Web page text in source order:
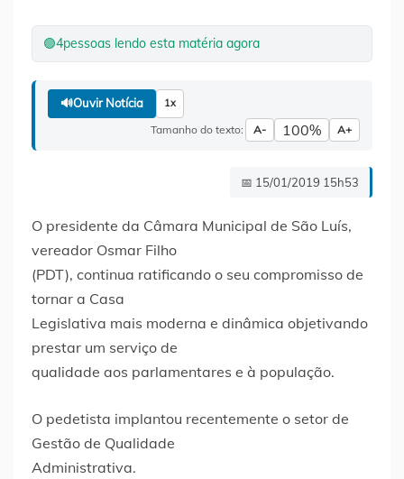
🟢4pessoas lendo esta matéria agora
🔊Ouvir Notícia 1x
Tamanho do texto: A- 100% A+
📅 15/01/2019 15h53
O presidente da Câmara Municipal de São Luís,
vereador Osmar Filho
(PDT), continua ratificando o seu compromisso de
tornar a Casa
Legislativa mais moderna e dinâmica objetivando
prestar um serviço de
qualidade aos parlamentares e à população.
O pedetista implantou recentemente o setor de
Gestão de Qualidade
Administrativa.